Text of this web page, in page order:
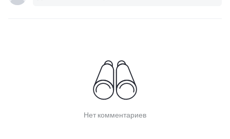
Нет комментариев